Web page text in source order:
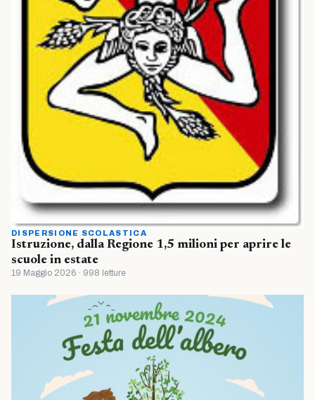
DISPERSIONE SCOLASTICA
Istruzione, dalla Regione 1,5 milioni per aprire le
scuole in estate
19 Maggio 2026 · 998 letture